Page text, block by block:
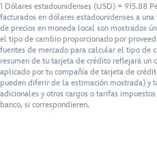
1 Dólares estadounidenses (USD) = 915.88
facturados en dólares estadounidenses a
de precios en moneda local son mostrados
el tipo de cambio proporcionado por
fuentes de mercado para calcular el tipo de
resumen de tu tarjeta de crédito reflejará un
aplicado por tu compañía de tarjeta de
pueden diferir de la estimación mostrada) y
adicionales y otros cargos o tarifas
banco, si correspondieren.